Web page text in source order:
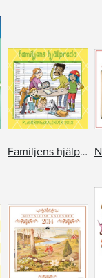
Familjens hjälpreda - Planeringskalender 2018